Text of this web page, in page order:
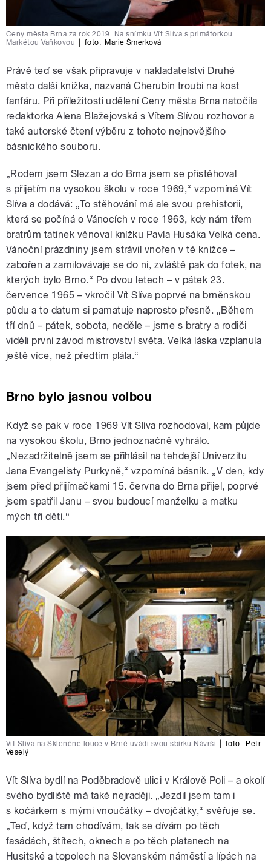
Ceny města Brna za rok 2019. Na snímku Vít Slíva s primátorkou
Markétou Vaňkovou
foto: Marie Šmerková
Právě teď se však připravuje v nakladatelství Druhé
město další knížka, nazvaná Cherubín troubí na kost
fanfáru. Při příležitosti udělení Ceny města Brna natočila
redaktorka Alena Blažejovská s Vítem Slívou rozhovor a
také autorské čtení výběru z tohoto nejnovějšího
básnického souboru.
„Rodem jsem Slezan a do Brna jsem se přistěhoval
s přijetím na vysokou školu v roce 1969,“ vzpomíná Vít
Slíva a dodává: „To stěhování má ale svou prehistorii,
která se počíná o Vánocích v roce 1963, kdy nám třem
bratrům tatínek věnoval knížku Pavla Husáka Velká cena.
Vánoční prázdniny jsem strávil vnořen v té knížce –
zabořen a zamilovávaje se do ní, zvláště pak do fotek, na
kterých bylo Brno.“ Po dvou letech – v pátek 23.
července 1965 – vkročil Vít Slíva poprvé na brněnskou
půdu a to datum si pamatuje naprosto přesně. „Během
tří dnů – pátek, sobota, neděle – jsme s bratry a rodiči
viděli první závod mistrovství světa. Velká láska vzplanula
ještě více, než předtím plála.“
Brno bylo jasnou volbou
Když se pak v roce 1969 Vít Slíva rozhodoval, kam půjde
na vysokou školu, Brno jednoznačně vyhrálo.
„Nezadržitelně jsem se přihlásil na tehdejší Univerzitu
Jana Evangelisty Purkyně,“ vzpomíná básník. „V den, kdy
jsem před přijímačkami 15. června do Brna přijel, poprvé
jsem spatřil Janu – svou budoucí manželku a matku
mých tří dětí.“
Vít Slíva na Skleněné louce v Brně uvádí svou sbírku Návrší foto: Petr
Veselý
Vít Slíva bydlí na Poděbradově ulici v Králově Poli – a okolí
svého bydliště má také nejraději. „Jezdil jsem tam i
s kočárkem s mými vnoučátky – dvojčátky,“ svěřuje se.
„Teď, když tam chodívám, tak se dívám po těch
fasádách, štítech, oknech a po těch platanech na
Husitské a topolech na Slovanském náměstí a lípách na